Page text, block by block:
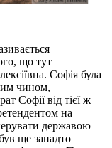
що тут
Софія була
чином,
Софії від тієї ж
на
державою
ще занадто